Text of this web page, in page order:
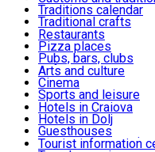
Food & Drinks
Leisure & Fun
Accommodation
Useful
Parks and gardens
Traditions calendar
Traditional crafts
Traditional cuisine
Wineries and
Local
Restaurants
Pizza places
Pubs, bars, clubs
Cafes and teahouses
Sweets and ice cream
Fast-food
Arts and culture
Cinema
Sports and leisure
Horse riding
Swimming pools
Zoo
Shopping,
Hotels in Craiova
Hotels in Dolj
Guesthouses
Villas
Tourist information